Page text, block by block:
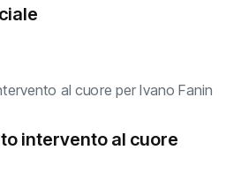
intervento al cuore